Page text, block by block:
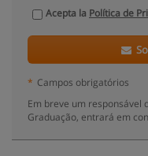
Acepta la Política de
* Campos obrigatórios
Em breve um responsável
Graduação, entrará em